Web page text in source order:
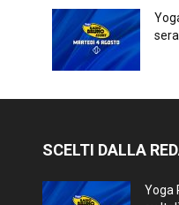
SCELTI DALLA
Yoga